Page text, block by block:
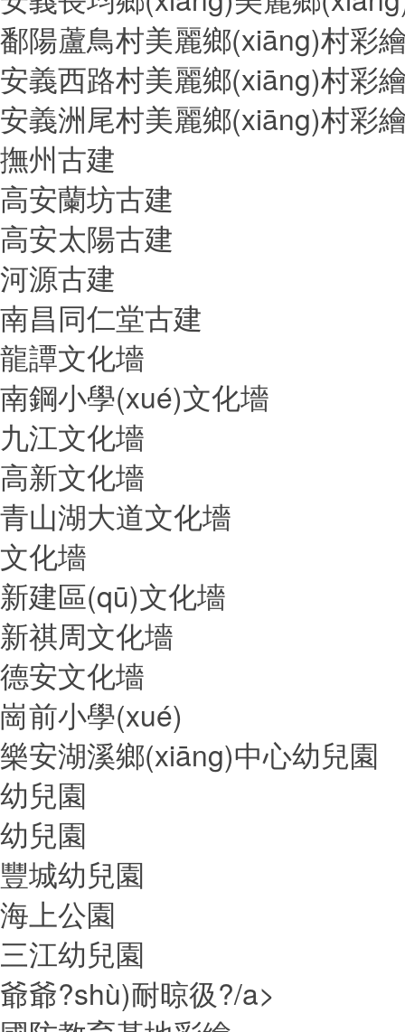
鄱陽蘆鳥村美麗鄉(xiāng)村彩
安義西路村美麗鄉(xiāng)村彩
安義洲尾村美麗鄉(xiāng)村彩
撫州古建
高安蘭坊古建
高安太陽古建
河源古建
南昌同仁堂古建
龍譚文化墻
南鋼小學(xué)文化墻
九江文化墻
高新文化墻
青山湖大道文化墻
文化墻
新建區(qū)文化墻
新祺周文化墻
德安文化墻
崗前小學(xué)
樂安湖溪鄉(xiāng)中心幼兒園
幼兒園
幼兒園
豐城幼兒園
海上公園
三江幼兒園
爺爺?shù)耐晾彶?/a>